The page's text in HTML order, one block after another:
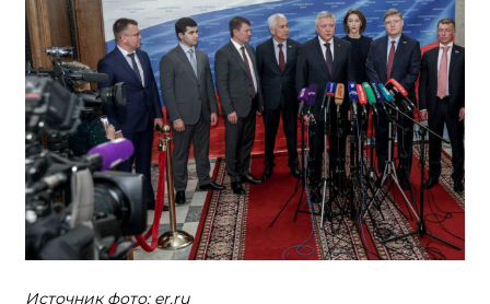
Источник фото: er.ru